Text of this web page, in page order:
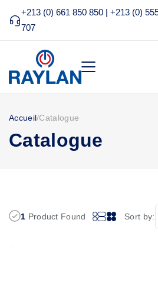
+213 (0) 661 850 850 | +213 (0)
707
Accueil/Catalogue
Catalogue
1 Product Found Sort by: